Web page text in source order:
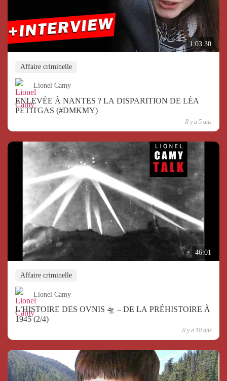
1:03:30
Affaire criminelle
Lionel Camy
ENLEVÉE À NANTES ? LA DISPARITION DE LÉA
PETITGAS (#DMKMY)
Il y a 5 ans
46:01
Affaire criminelle
Lionel Camy
L’HISTOIRE DES OVNIS 🛸 – DE LA PRÉHISTOIRE À
1945 (2/4)
Il y a 10 ans